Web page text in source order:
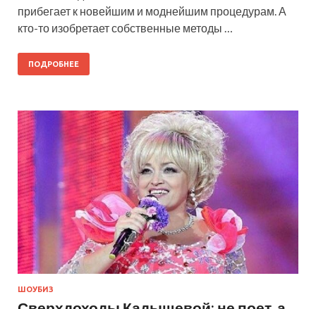
прибегает к новейшим и моднейшим процедурам. А
кто-то изобретает собственные методы …
ПОДРОБНЕЕ
ШОУБИЗ